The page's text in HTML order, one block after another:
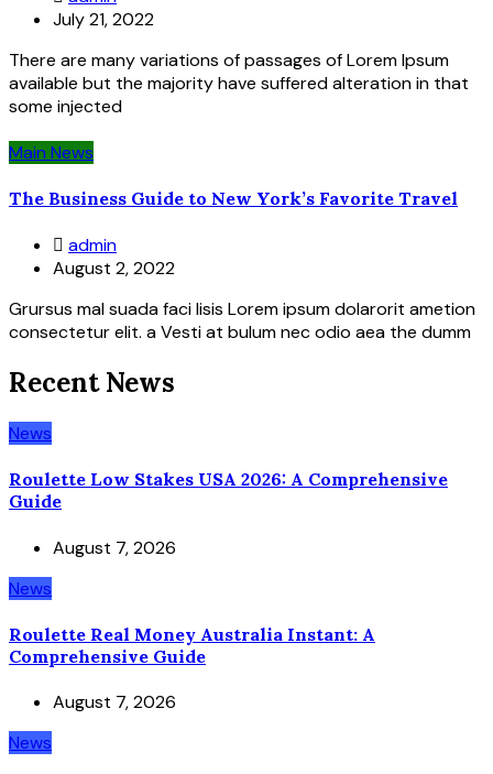
July 21, 2022
There are many variations of passages of Lorem Ipsum
available but the majority have suffered alteration in that
some injected
Main News
The Business Guide to New York’s Favorite Travel
admin
August 2, 2022
Grursus mal suada faci lisis Lorem ipsum dolarorit ametion
consectetur elit. a Vesti at bulum nec odio aea the dumm
Recent News
News
Roulette Low Stakes USA 2026: A Comprehensive
Guide
August 7, 2026
News
Roulette Real Money Australia Instant: A
Comprehensive Guide
August 7, 2026
News